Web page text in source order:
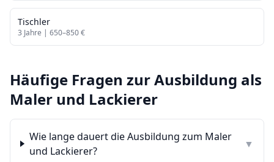
Tischler
3 Jahre | 650–850€
Häufige Fragen zur Ausbildung als
Maler und Lackierer
Wie lange dauert die Ausbildung zum Maler
und Lackierer?
▼